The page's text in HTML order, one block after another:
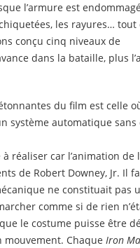
l’armure est
les rayures… tout
conçu cinq niveaux de
dans la bataille, plus
du film est celle
système automatique sans
réaliser car l’animation de
de Robert Downey, Jr. Il
ne constituait pas
comme si de rien
le costume puisse être
Chaque Iron